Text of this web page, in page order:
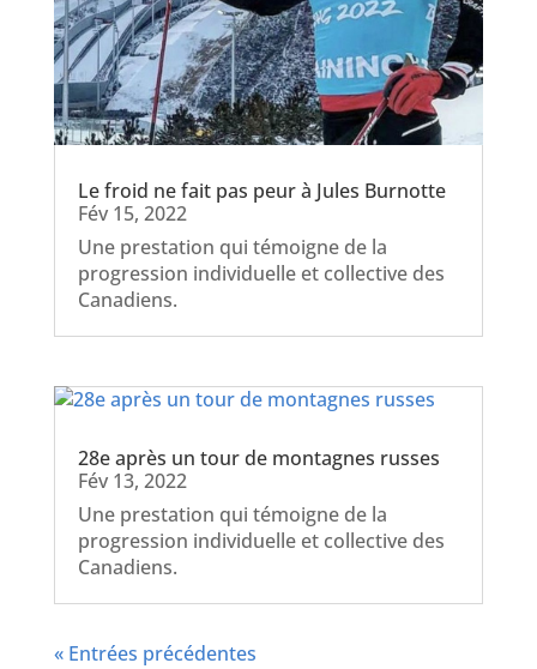
Le froid ne fait pas peur à Jules Burnotte
Fév 15, 2022
Une prestation qui témoigne de la
progression individuelle et collective des
Canadiens.
28e après un tour de montagnes russes
Fév 13, 2022
Une prestation qui témoigne de la
progression individuelle et collective des
Canadiens.
« Entrées précédentes